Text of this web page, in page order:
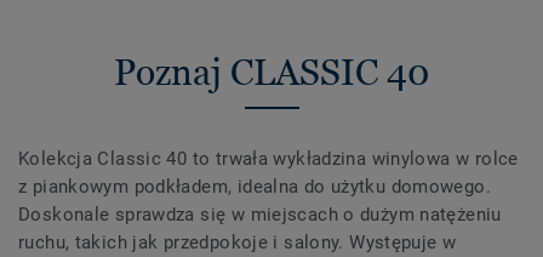
Poznaj CLASSIC 40
Kolekcja Classic 40 to trwała wykładzina winylowa w rolce
z piankowym podkładem, idealna do użytku domowego.
Doskonale sprawdza się w miejscach o dużym natężeniu
ruchu, takich jak przedpokoje i salony. Występuje w